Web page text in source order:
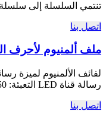
تنتمي السلسلة إلى سلسلة بها معظم محتوى
اتصل بنا
ملف ألمنيوم لأحرف
رسالة قناة LED التعبئة: 50م / لفة, سماكة: 0.6مم 0.5 مم, 0.8مم, 1.0مم, 1.2سمك مم لاختياري 2. لا يتلاشى اللون أو يتساقط الطلاء خلال 5-10 سنوات على الأقل. 3. إنه v ...
اتصل بنا